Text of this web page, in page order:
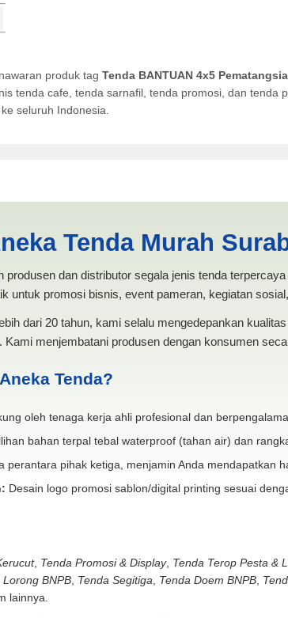
produk tag Tenda BANTUAN 4x5
tenda cafe, tenda sarnafil, tenda promosi, dan tenda
seluruh Indonesia.
Tenda Murah
produsen dan distributor segala jenis tenda
untuk promosi bisnis, event pameran, kegiatan
dari 20 tahun, kami selalu mengedepankan
. Kami menjembatani produsen dengan konsumen
Tenda?
oleh tenaga kerja ahli profesional dan
bahan terpal tebal waterproof (tahan air) dan
perantara pihak ketiga, menjamin Anda mendapatkan
Desain logo promosi sablon/digital printing sesuai
, Tenda Promosi & Display, Tenda Terop Pesta &
Lorong BNPB, Tenda Segitiga Tenda Doem BNPB,
lainnya.